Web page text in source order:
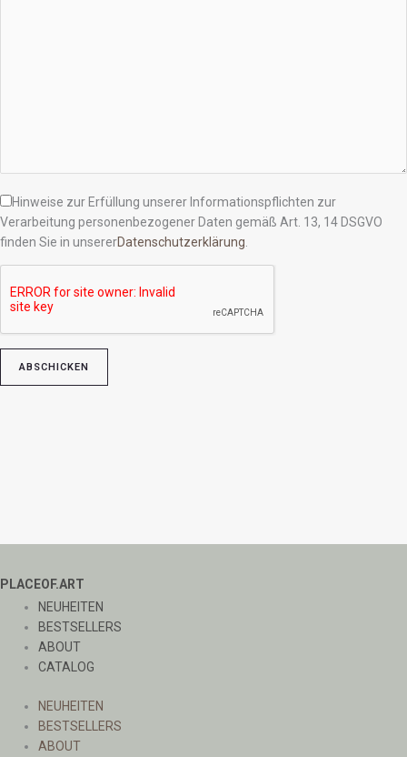
Hinweise zur Erfüllung unserer Informationspflichten zur
Verarbeitung personenbezogener Daten gemäß Art. 13, 14 DSGVO
finden Sie in unsererDatenschutzerklärung
Bitte lasse dieses Feld leer.
PLACEOF.ART
NEUHEITEN
BESTSELLERS
ABOUT
CATALOG
NEUHEITEN
BESTSELLERS
ABOUT